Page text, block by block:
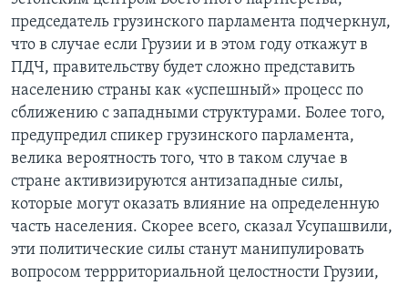
председатель грузинского парламента подчеркнул,
что в случае если Грузии и в этом году откажут в
ПДЧ, правительству будет сложно представить
населению страны как «успешный» процесс по
сближению с западными структурами. Более того,
предупредил спикер грузинского парламента,
велика вероятность того, что в таком случае в
стране активизируются антизападные силы,
которые могут оказать влияние на определенную
часть населения. Скорее всего, сказал Усупашвили,
эти политические силы станут манипулировать
вопросом террриториальной целостности Грузии,